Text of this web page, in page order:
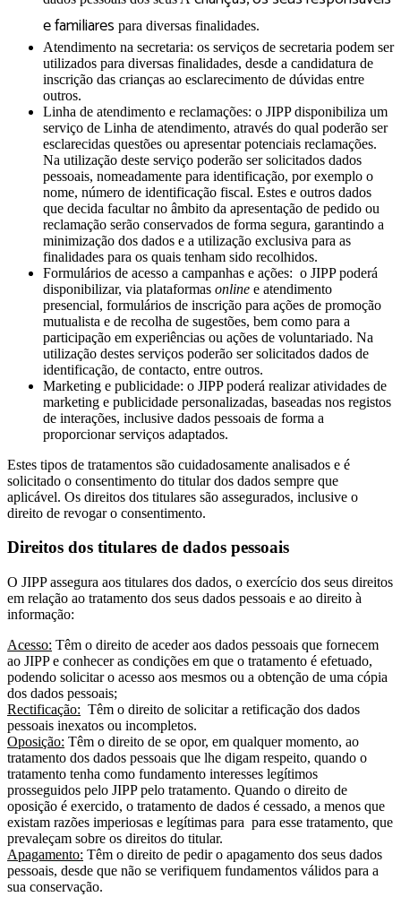
e familiares para diversas finalidades.
Atendimento na secretaria: os serviços de secretaria podem ser
utilizados para diversas finalidades, desde a candidatura de
inscrição das crianças ao esclarecimento de dúvidas entre
outros.
Linha de atendimento e reclamações: o JIPP disponibiliza um
serviço de Linha de atendimento, através do qual poderão ser
esclarecidas questões ou apresentar potenciais reclamações.
Na utilização deste serviço poderão ser solicitados dados
pessoais, nomeadamente para identificação, por exemplo o
nome, número de identificação fiscal. Estes e outros dados
que decida facultar no âmbito da apresentação de pedido ou
reclamação serão conservados de forma segura, garantindo a
minimização dos dados e a utilização exclusiva para as
finalidades para os quais tenham sido recolhidos.
Formulários de acesso a campanhas e ações: o JIPP poderá
disponibilizar, via plataformas online e atendimento
presencial, formulários de inscrição para ações de promoção
mutualista e de recolha de sugestões, bem como para a
participação em experiências ou ações de voluntariado. Na
utilização destes serviços poderão ser solicitados dados de
identificação, de contacto, entre outros.
Marketing e publicidade: o JIPP poderá realizar atividades de
marketing e publicidade personalizadas, baseadas nos registos
de interações, inclusive dados pessoais de forma a
proporcionar serviços adaptados.
Estes tipos de tratamentos são cuidadosamente analisados e é
solicitado o consentimento do titular dos dados sempre que
aplicável. Os direitos dos titulares são assegurados, inclusive o
direito de revogar o consentimento.
Direitos dos titulares de dados pessoais
O JIPP assegura aos titulares dos dados, o exercício dos seus direitos
em relação ao tratamento dos seus dados pessoais e ao direito à
informação:
Acesso: Têm o direito de aceder aos dados pessoais que fornecem
ao JIPP e conhecer as condições em que o tratamento é efetuado,
podendo solicitar o acesso aos mesmos ou a obtenção de uma cópia
dos dados pessoais;
Rectificação: Têm o direito de solicitar a retificação dos dados
pessoais inexatos ou incompletos.
Oposição: Têm o direito de se opor, em qualquer momento, ao
tratamento dos dados pessoais que lhe digam respeito, quando o
tratamento tenha como fundamento interesses legítimos
prosseguidos pelo JIPP pelo tratamento. Quando o direito de
oposição é exercido, o tratamento de dados é cessado, a menos que
existam razões imperiosas e legítimas para para esse tratamento, que
prevaleçam sobre os direitos do titular.
Apagamento: Têm o direito de pedir o apagamento dos seus dados
pessoais, desde que não se verifiquem fundamentos válidos para a
sua conservação.